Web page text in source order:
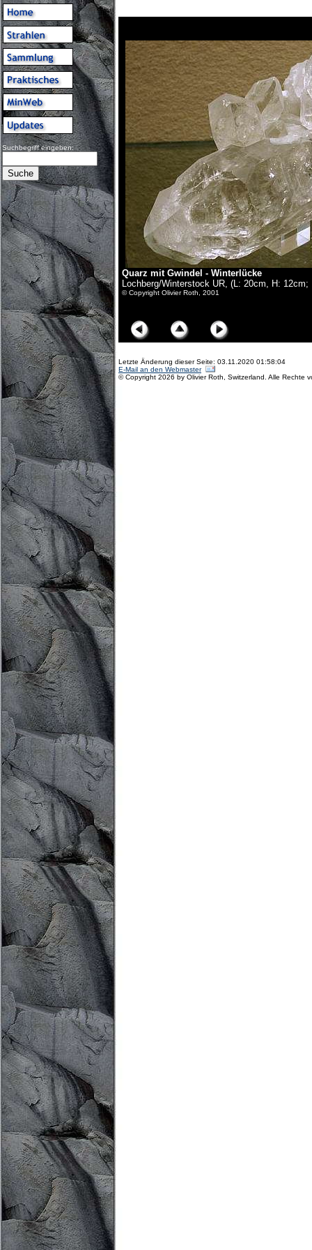
Suchbegriff eingeben:
Quarz mit Gwindel - Winterlücke
Lochberg/Winterstock UR, (L: 20cm, H: 12cm;
© Copyright Olivier Roth, 2001
Letzte Änderung dieser Seite: 03.11.2020 01:58:04
E-Mail an den Webmaster
© Copyright 2026 by Olivier Roth, Switzerland. Alle Rechte